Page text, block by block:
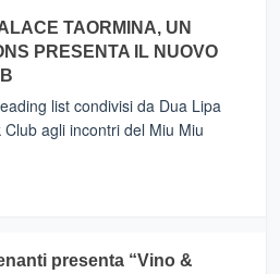
TAORMINA, UN
PRESENTA IL NUOVO
list condivisi da Dua Lipa
agli incontri del Miu Miu
presenta “Vino &